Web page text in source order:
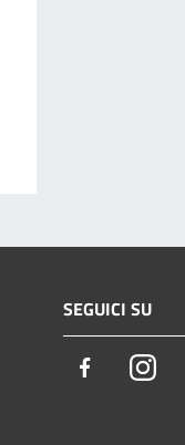
SEGUICI SU
Facebook